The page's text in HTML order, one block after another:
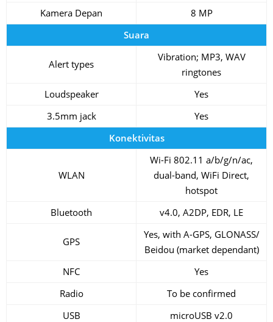
Kamera Depan
8 MP
Suara
Alert types
Vibration; MP3, WAV
ringtones
Loudspeaker
Yes
3.5mm jack
Yes
Konektivitas
WLAN
Wi-Fi 802.11 a/b/g/n/ac,
dual-band, WiFi Direct,
hotspot
Bluetooth
v4.0, A2DP, EDR, LE
GPS
Yes, with A-GPS, GLONASS/
Beidou (market dependant)
NFC
Yes
Radio
To be confirmed
USB
microUSB v2.0